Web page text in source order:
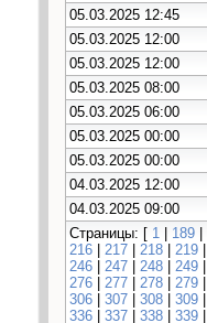
05.03.2025 12:45
05.03.2025 12:00
05.03.2025 12:00
05.03.2025 08:00
05.03.2025 06:00
05.03.2025 00:00
05.03.2025 00:00
04.03.2025 12:00
04.03.2025 09:00
Страницы: [ 1 | 189 |
216 | 217 | 218 | 219 |
246 | 247 | 248 | 249 |
276 | 277 | 278 | 279 |
306 | 307 | 308 | 309 |
336 | 337 | 338 | 339 |